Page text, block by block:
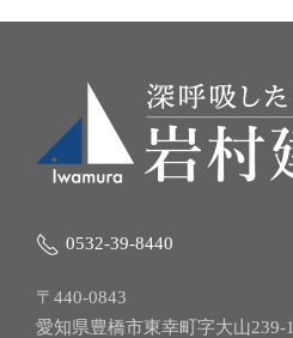
0532-39-8440
〒440-0843
愛知県豊橋市東幸町字大山239-1